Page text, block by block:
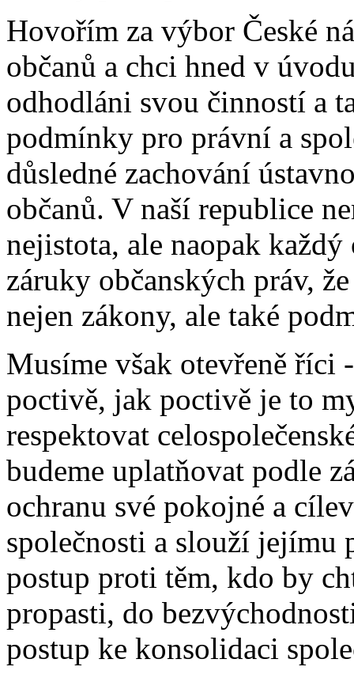
Hovořím za výbor České
občanů a chci hned v
odhodláni svou činností a
podmínky pro právní a
důsledné zachování
občanů. V naší republice
nejistota, ale naopak
záruky občanských práv,
nejen zákony, ale také
Musíme však otevřeně říci
poctivě, jak poctivě je to
respektovat
budeme uplatňovat podle
ochranu své pokojné a
společnosti a slouží jejímu
postup proti těm, kdo by
propasti, do
postup ke konsolidaci